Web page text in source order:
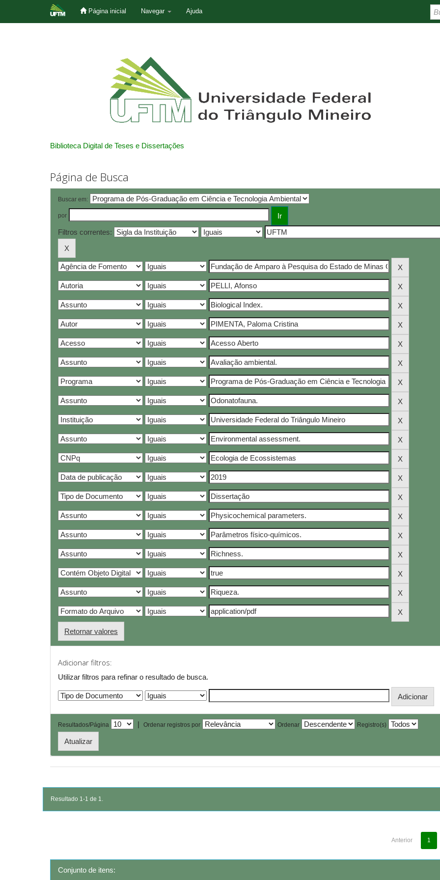
Página inicial Navegar Ajuda
Biblioteca Digital de Teses e Dissertações
Página de Busca
Buscar em:
por
Filtros correntes:
Retornar valores
Adicionar filtros:
Utilizar filtros para refinar o resultado de busca.
Resultados/Página | Ordenar registros por Ordenar Registro(s)
Resultado 1-1 de 1.
Anterior 1
Conjunto de itens: